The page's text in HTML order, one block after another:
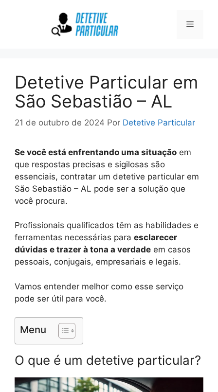
Menu
Detetive Particular em
São Sebastião – AL
21 de outubro de 2024 Por Detetive Particular
Se você está enfrentando uma situação em
que respostas precisas e sigilosas são
essenciais, contratar um detetive particular em
São Sebastião – AL pode ser a solução que
você procura.
Profissionais qualificados têm as habilidades e
ferramentas necessárias para esclarecer
dúvidas e trazer à tona a verdade em casos
pessoais, conjugais, empresariais e legais.
Vamos entender melhor como esse serviço
pode ser útil para você.
Menu
O que é um detetive particular?